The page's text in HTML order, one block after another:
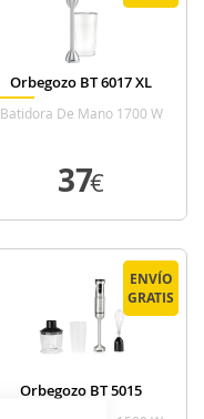
Orbegozo BT 6017 XL
Batidora De Mano 1700 W
37
€
ENVÍO
GRATIS
ENVÍO
GRATIS
Orbegozo BT 5015